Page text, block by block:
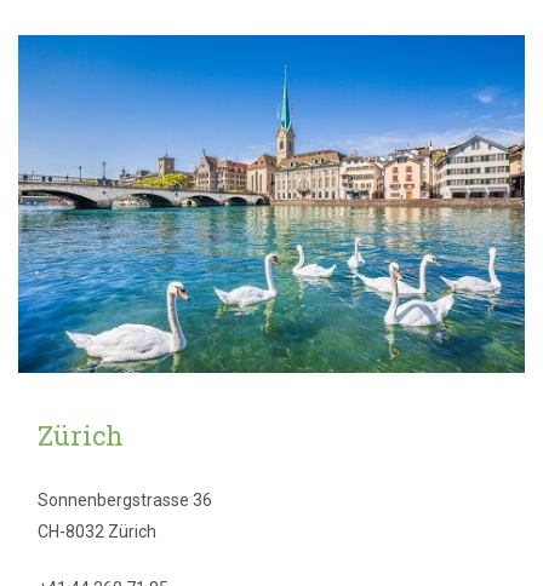
Zürich
Sonnenbergstrasse 36
CH-8032 Zürich